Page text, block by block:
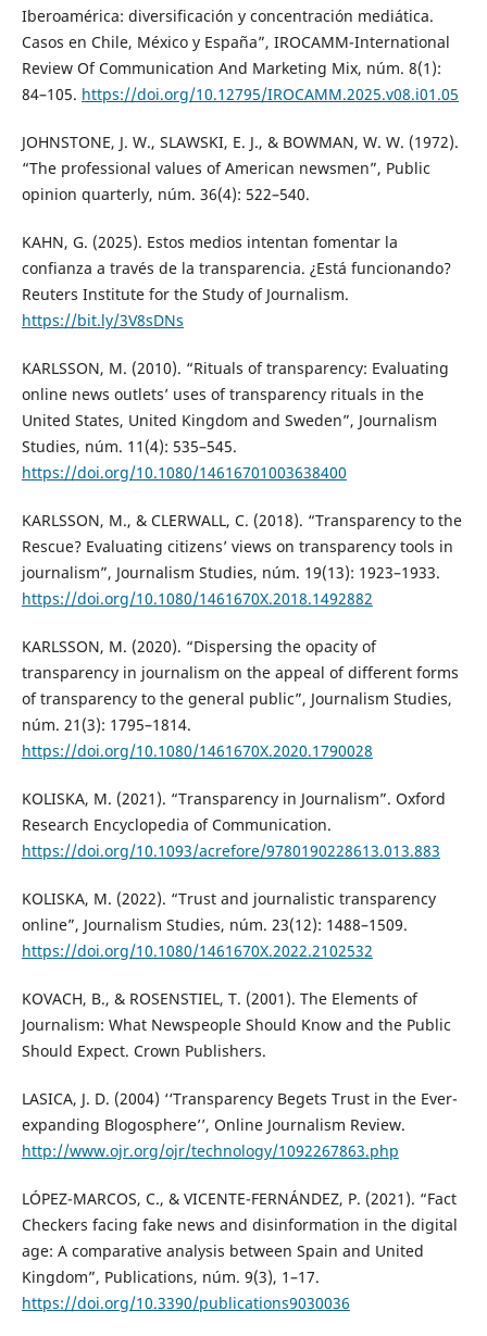
Iberoamérica: diversificación y concentración mediática.
Casos en Chile, México y España”, IROCAMM-International
Review Of Communication And Marketing Mix, núm. 8(1):
84–105. https://doi.org/10.12795/IROCAMM.2025.v08.i01.05
JOHNSTONE, J. W., SLAWSKI, E. J., & BOWMAN, W. W. (1972).
“The professional values of American newsmen”, Public
opinion quarterly, núm. 36(4): 522–540.
KAHN, G. (2025). Estos medios intentan fomentar la
confianza a través de la transparencia. ¿Está funcionando?
Reuters Institute for the Study of Journalism.
https://bit.ly/3V8sDNs
KARLSSON, M. (2010). “Rituals of transparency: Evaluating
online news outlets’ uses of transparency rituals in the
United States, United Kingdom and Sweden”, Journalism
Studies, núm. 11(4): 535–545.
https://doi.org/10.1080/14616701003638400
KARLSSON, M., & CLERWALL, C. (2018). “Transparency to the
Rescue? Evaluating citizens’ views on transparency tools in
journalism”, Journalism Studies, núm. 19(13): 1923–1933.
https://doi.org/10.1080/1461670X.2018.1492882
KARLSSON, M. (2020). “Dispersing the opacity of
transparency in journalism on the appeal of different forms
of transparency to the general public”, Journalism Studies,
núm. 21(3): 1795–1814.
https://doi.org/10.1080/1461670X.2020.1790028
KOLISKA, M. (2021). “Transparency in Journalism”. Oxford
Research Encyclopedia of Communication.
https://doi.org/10.1093/acrefore/9780190228613.013.883
KOLISKA, M. (2022). “Trust and journalistic transparency
online”, Journalism Studies, núm. 23(12): 1488–1509.
https://doi.org/10.1080/1461670X.2022.2102532
KOVACH, B., & ROSENSTIEL, T. (2001). The Elements of
Journalism: What Newspeople Should Know and the Public
Should Expect. Crown Publishers.
LASICA, J. D. (2004) ‘‘Transparency Begets Trust in the Ever-
expanding Blogosphere’’, Online Journalism Review.
http://www.ojr.org/ojr/technology/1092267863.php
LÓPEZ-MARCOS, C., & VICENTE-FERNÁNDEZ, P. (2021). “Fact
Checkers facing fake news and disinformation in the digital
age: A comparative analysis between Spain and United
Kingdom”, Publications, núm. 9(3), 1–17.
https://doi.org/10.3390/publications9030036